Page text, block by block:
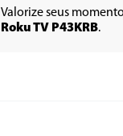
Valorize seus
Roku TV P43KRB.